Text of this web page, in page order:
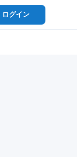
ログイン